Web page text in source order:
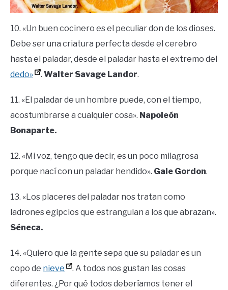
10. «Un buen cocinero es el peculiar don de los dioses.
Debe ser una criatura perfecta desde el cerebro
hasta el paladar, desde el paladar hasta el extremo del
dedo»
. Walter Savage Landor.
11. «El paladar de un hombre puede, con el tiempo,
acostumbrarse a cualquier cosa». Napoleón
Bonaparte.
12. «Mi voz, tengo que decir, es un poco milagrosa
porque nací con un paladar hendido». Gale Gordon.
13. «Los placeres del paladar nos tratan como
ladrones egipcios que estrangulan a los que abrazan».
Séneca.
14. «Quiero que la gente sepa que su paladar es un
copo de nieve
. A todos nos gustan las cosas
diferentes. ¿Por qué todos deberíamos tener el